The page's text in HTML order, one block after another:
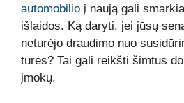
automobilio į naują gali
išlaidos. Ką daryti, jei jūsų
neturėjo draudimo nuo
turės? Tai gali reikšti šimtus
įmokų.